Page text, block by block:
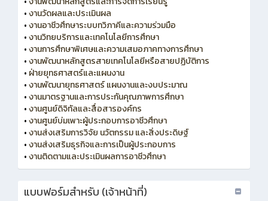
•งานวัดผลและประเมินผล
•งานอาชีวศึกษาระบบทวิภาคีและความร่วมมือ
•งานวิทยบริการและเทคโนโลยีการศึกษา
•งานการศึกษาพิเศษและความเสมอภาคทางการศึกษา
•งานพัฒนาหลักสูตรสายเทคโนโลยีหรือสายปฏิบัติการ
• ฝ่ายยุทธศาสตร์และแผนงาน
•งานพัฒนายุทธศาสตร์ แผนงานและงบประมาณ
•งานมาตรฐานและการประกันคุณภาพการศึกษา
•งานศูนย์ดิจิทัลและสื่อสารองค์กร
•งานศูนย์บ่มเพาะผู้ประกอบการอาชีวศึกษา
•งานส่งเสริมการวิจัย นวัตกรรม และสิ่งประดิษฐ์
•งานส่งเสริมธุรกิจและการเป็นผู้ประกอบการ
•งานติดตามและประเมินผลการอาชีวศึกษา
แบบฟอร์มสำหรับ (เจ้าหน้าที่)